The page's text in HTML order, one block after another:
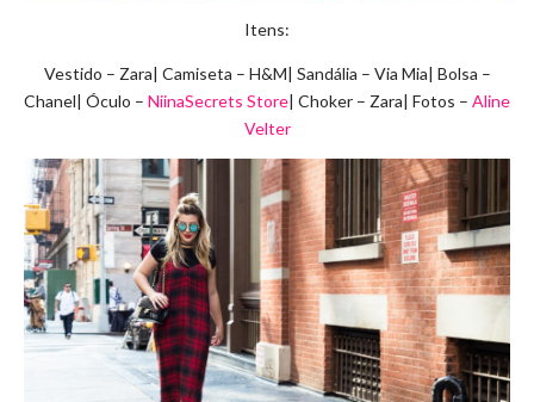
Itens:
Vestido – Zara| Camiseta – H&M| Sandália – Via Mia| Bolsa –
Chanel| Óculo – NiinaSecrets Store| Choker – Zara| Fotos – Aline
Velter